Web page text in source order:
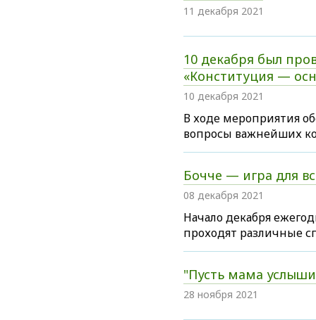
11 декабря 2021
10 декабря был
«Конституция —
10 декабря 2021
В ходе мероприятия
вопросы важнейших
Бочче — игра для
08 декабря 2021
Начало декабря
проходят различные
"Пусть мама
28 ноября 2021